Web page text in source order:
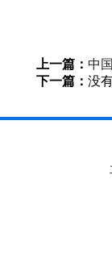
上一篇： 中
下一篇： 没